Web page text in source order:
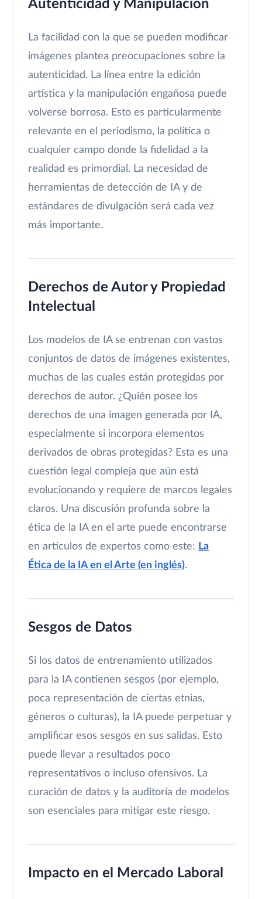
Autenticidad y Manipulación
La facilidad con la que se pueden modificar
imágenes plantea preocupaciones sobre la
autenticidad. La línea entre la edición
artística y la manipulación engañosa puede
volverse borrosa. Esto es particularmente
relevante en el periodismo, la política o
cualquier campo donde la fidelidad a la
realidad es primordial. La necesidad de
herramientas de detección de IA y de
estándares de divulgación será cada vez
más importante.
Derechos de Autor y Propiedad
Intelectual
Los modelos de IA se entrenan con vastos
conjuntos de datos de imágenes existentes,
muchas de las cuales están protegidas por
derechos de autor. ¿Quién posee los
derechos de una imagen generada por IA,
especialmente si incorpora elementos
derivados de obras protegidas? Esta es una
cuestión legal compleja que aún está
evolucionando y requiere de marcos legales
claros. Una discusión profunda sobre la
ética de la IA en el arte puede encontrarse
en artículos de expertos como este: La
Ética de la IA en el Arte (en inglés).
Sesgos de Datos
Si los datos de entrenamiento utilizados
para la IA contienen sesgos (por ejemplo,
poca representación de ciertas etnias,
géneros o culturas), la IA puede perpetuar y
amplificar esos sesgos en sus salidas. Esto
puede llevar a resultados poco
representativos o incluso ofensivos. La
curación de datos y la auditoría de modelos
son esenciales para mitigar este riesgo.
Impacto en el Mercado Laboral